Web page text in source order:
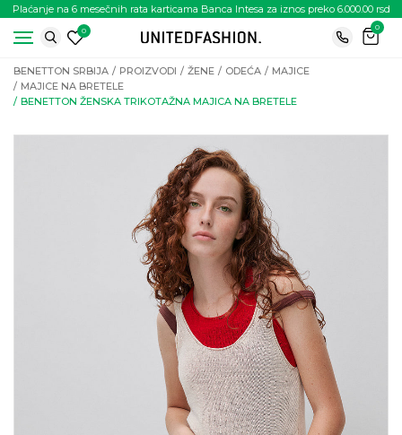
Plaćanje na 6 mesečnih rata karticama Banca Intesa za iznos preko 6.000.00 rsd
0
0
BENETTON SRBIJA PROIZVODI ŽENE ODEĆA
MAJICE
MAJICE NA BRETELE
BENETTON ŽENSKA TRIKOTAŽNA MAJICA NA BRETELE